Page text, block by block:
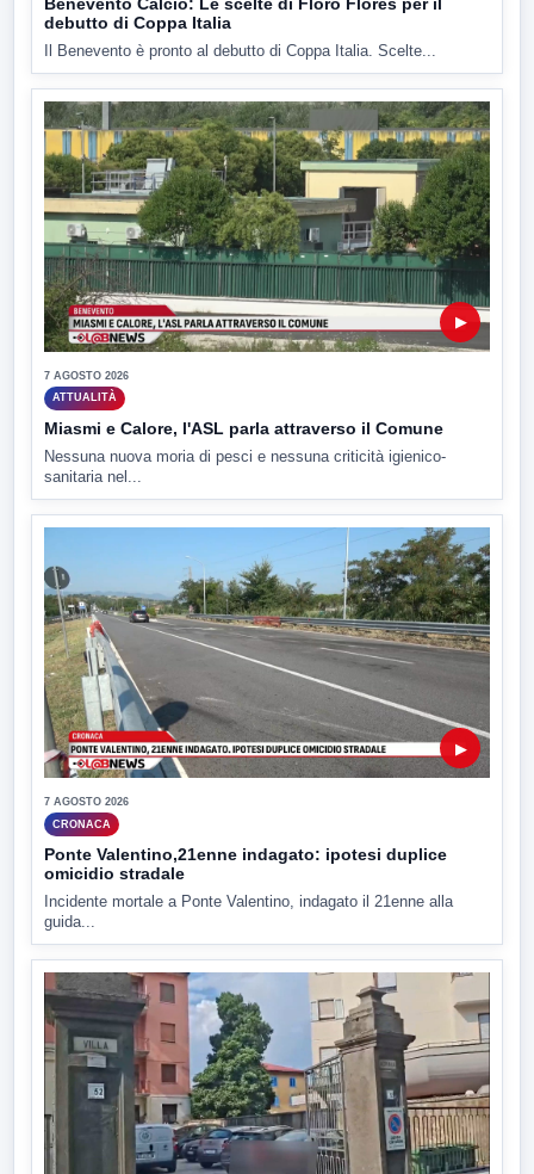
debutto di Coppa Italia
Il Benevento è pronto al debutto di Coppa Italia. Scelte...
▶
7 AGOSTO 2026
ATTUALITÀ
Miasmi e Calore, l'ASL parla attraverso il Comune
Nessuna nuova moria di pesci e nessuna criticità igienico-
sanitaria nel...
▶
7 AGOSTO 2026
CRONACA
Ponte Valentino,21enne indagato: ipotesi duplice
omicidio stradale
Incidente mortale a Ponte Valentino, indagato il 21enne alla
guida...